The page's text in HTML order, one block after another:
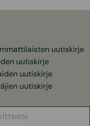
uutiskirje
uutiskirje
uutiskirje
uutiskirje